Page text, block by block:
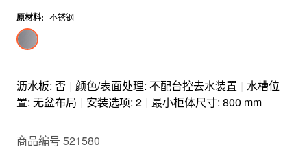
原材料: 不锈钢
沥水板: 否 | 颜色/表面处理: 不配台控去水装置 | 水槽位
置: 无盆布局 | 安装选项: 2 | 最小柜体尺寸: 800 mm
商品编号 521580